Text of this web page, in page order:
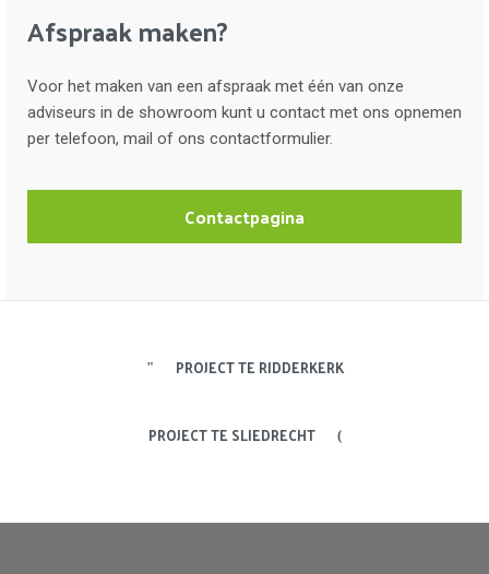
Afspraak maken?
Voor het maken van een afspraak met één van onze
adviseurs in de showroom kunt u contact met ons opnemen
per telefoon, mail of ons contactformulier.
Contactpagina
PROJECT TE RIDDERKERK
PROJECT TE SLIEDRECHT